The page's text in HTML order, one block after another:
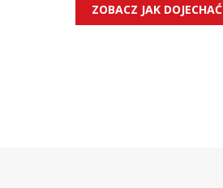
ZOBACZ JAK DOJECHAĆ